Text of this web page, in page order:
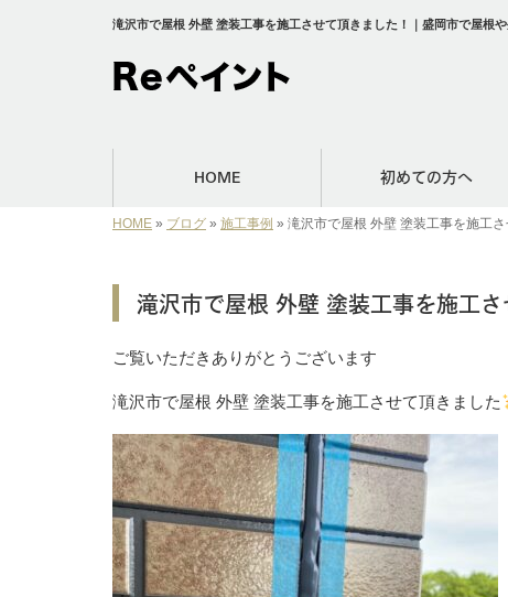
滝沢市で屋根 外壁 塗装工事を施工させて頂きました！｜盛岡市で屋根
HOME 初めての方へ
HOME » ブログ » 施工事例 » 滝沢市で屋根 外壁 塗装工事を施工さ
滝沢市で屋根 外壁 塗装工事を施工さ
ご覧いただきありがとうございます
滝沢市で屋根 外壁 塗装工事を施工させて頂きました